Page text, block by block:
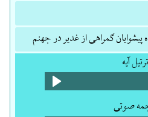
پیشوایان گمراهی از غدیر در جهنم
ترتیل آیه
صوتی